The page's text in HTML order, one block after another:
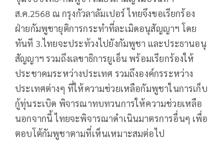
ส.ค.2568 ณ กรุงกัวลาลัมเปอร์ ไทยจึงขอเรียกร้อง
ฝ่ายกัมพูชายุติการกระทำที่ละเมิดอนุสัญญาฯ โดย
ทันที 3.ไทยจะประท้วงไปยังกัมพูชา และประธานอนุ
สัญญาฯ รวมถึงเลขาธิการยูเอ็น พร้อมเรียกร้องให้
ประชาคมระหว่างประเทศ รวมถึงองค์กรระหว่าง
ประเทศต่างๆ ที่ให้ความช่วยเหลือกัมพูชาในการเก็บ
กู้ทุ่นระเบิด พิจารณาทบทวนการให้ความช่วยเหลือ
นอกจากนี้ ไทยจะพิจารณาดำเนินมาตรการอื่นๆ เพื่อ
ตอบโต้กัมพูชาตามที่เห็นเหมาะสมต่อไป